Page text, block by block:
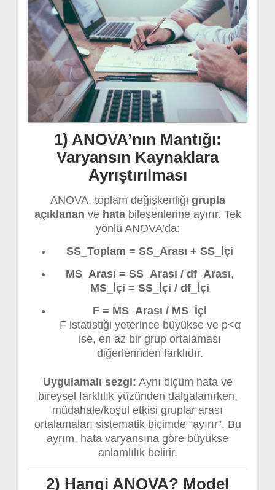
1) ANOVA’nın Mantığı:
Varyansın Kaynaklara
Ayrıştırılması
ANOVA, toplam değişkenliği grupla
açıklanan ve hatabileşenlerine ayırır. Tek
yönlü ANOVA’da:
SS_Toplam = SS_Arası + SS_İçi
MS_Arası = SS_Arası / df_Arası,
MS_İçi = SS_İçi / df_İçi
F = MS_Arası / MS_İçi
F istatistiği yeterince büyükse ve p<α
ise, en az bir grup ortalaması
diğerlerinden farklıdır.
Uygulamalı sezgi: Aynı ölçüm hata ve
bireysel farklılık yüzünden dalgalanırken,
müdahale/koşul etkisi gruplar arası
ortalamaları sistematik biçimde “ayırır”. Bu
ayrım, hata varyansına göre büyükse
anlamlılık belirir.
2) Hangi ANOVA? Model